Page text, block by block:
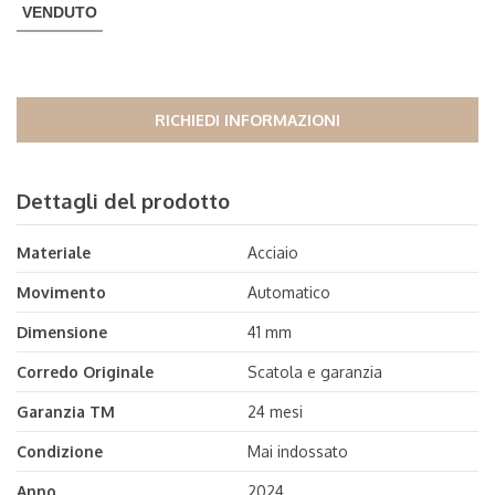
VENDUTO
RICHIEDI INFORMAZIONI
Dettagli del prodotto
Materiale Acciaio
Movimento Automatico
Dimensione 41 mm
Corredo Originale Scatola e garanzia
Garanzia TM 24 mesi
Condizione Mai indossato